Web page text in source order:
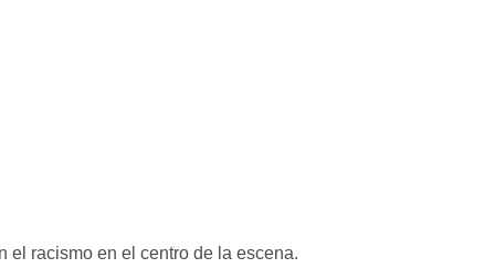
el racismo en el centro de la escena.